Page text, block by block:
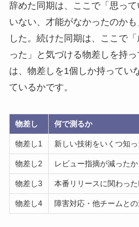
辞めた同期は、ここで「思っ
いない、才能がなかったのか
した。続けた同期は、ここで
った」と気づける物差しを持
は、物差しを1個しか持ってい
ているかです。
物差し 何で測るか
物差し1 新しい技術をいくつ知
物差し2 レビュー指摘が減ったか
物差し3 本番リリースに関わっ
物差し4 障害対応・他チームと